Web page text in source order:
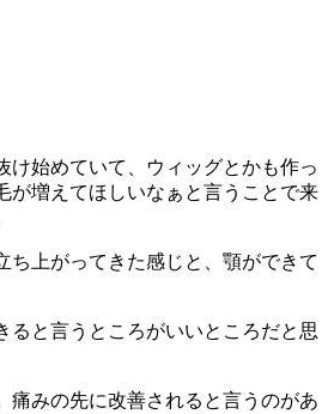
け始めていて、ウィッグとかも作っ
が増えてほしいなぁと言うことで来
ち上がってきた感じと、顎ができて
ると言うところがいいところだと思
痛みの先に改善されると言うのがあ